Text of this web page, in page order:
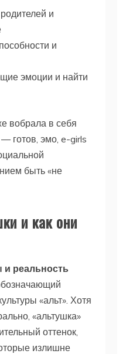
и
и
эмоции и найти
вобрала в себя
готов, эмо, e-girls
быть «не
и как они
и реальность
«альт». Хотя
«альтушка»
оттенок,
излишне